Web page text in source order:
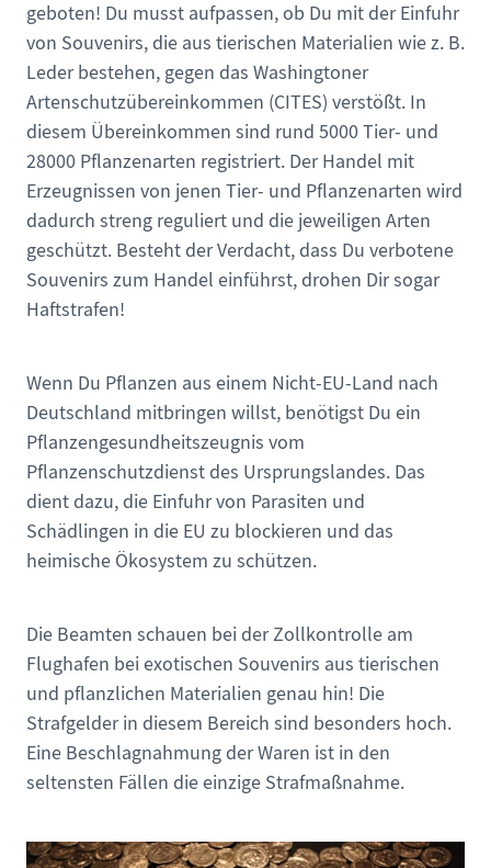
geboten! Du musst aufpassen, ob Du mit der Einfuhr
von Souvenirs, die aus tierischen Materialien wie z. B.
Leder bestehen, gegen das Washingtoner
Artenschutzübereinkommen (CITES) verstößt. In
diesem Übereinkommen sind rund 5000 Tier- und
28000 Pflanzenarten registriert. Der Handel mit
Erzeugnissen von jenen Tier- und Pflanzenarten wird
dadurch streng reguliert und die jeweiligen Arten
geschützt. Besteht der Verdacht, dass Du verbotene
Souvenirs zum Handel einführst, drohen Dir sogar
Haftstrafen!
Wenn Du Pflanzen aus einem Nicht-EU-Land nach
Deutschland mitbringen willst, benötigst Du ein
Pflanzengesundheitszeugnis vom
Pflanzenschutzdienst des Ursprungslandes. Das
dient dazu, die Einfuhr von Parasiten und
Schädlingen in die EU zu blockieren und das
heimische Ökosystem zu schützen.
Die Beamten schauen bei der Zollkontrolle am
Flughafen bei exotischen Souvenirs aus tierischen
und pflanzlichen Materialien genau hin! Die
Strafgelder in diesem Bereich sind besonders hoch.
Eine Beschlagnahmung der Waren ist in den
seltensten Fällen die einzige Strafmaßnahme.